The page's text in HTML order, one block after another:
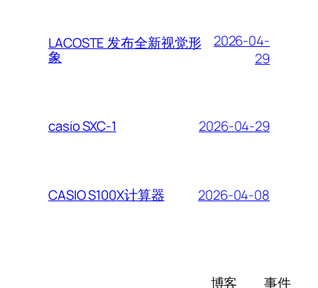
LACOSTE 发布全新视觉形
象
2026-04-
29
casio SXC-1 2026-04-29
CASIO S100X计算器 2026-04-08
博客
事件